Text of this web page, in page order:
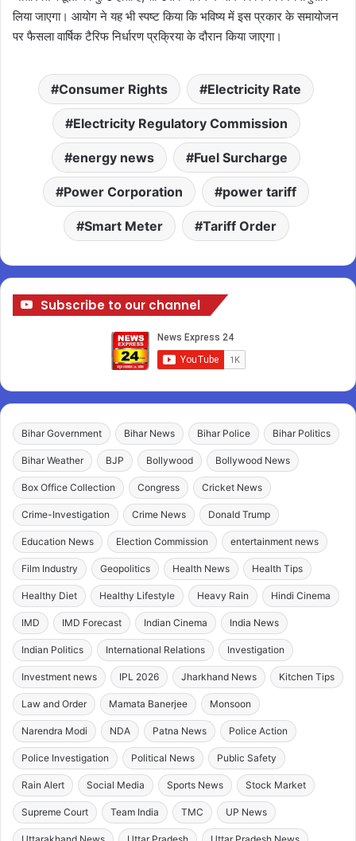
लिया जाएगा। आयोग ने यह भी स्पष्ट किया कि भविष्य में इस प्रकार के समायोजन
पर फैसला वार्षिक टैरिफ निर्धारण प्रक्रिया के दौरान किया जाएगा।
Consumer Rights Electricity Rate
Electricity Regulatory Commission
energy news Fuel Surcharge
Power Corporation power tariff
Smart Meter Tariff Order
Subscribe to our channel
Bihar Government Bihar News Bihar Police Bihar Politics
Bihar Weather BJP Bollywood Bollywood News
Box Office Collection Congress Cricket News
Crime-Investigation Crime News Donald Trump
Education News Election Commission entertainment news
Film Industry Geopolitics Health News Health Tips
Healthy Diet Healthy Lifestyle Heavy Rain Hindi Cinema
IMD IMD Forecast Indian Cinema India News
Indian Politics International Relations Investigation
Investment news IPL 2026 Jharkhand News Kitchen Tips
Law and Order Mamata Banerjee Monsoon
Narendra Modi NDA Patna News Police Action
Police Investigation Political News Public Safety
Rain Alert Social Media Sports News Stock Market
Supreme Court Team India TMC UP News
Uttarakhand News Uttar Pradesh Uttar Pradesh News